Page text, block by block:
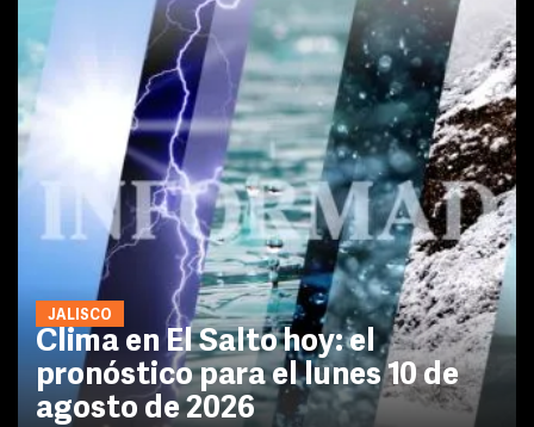
JALISCO
Clima en El Salto hoy: el
pronóstico para el lunes 10 de
agosto de 2026